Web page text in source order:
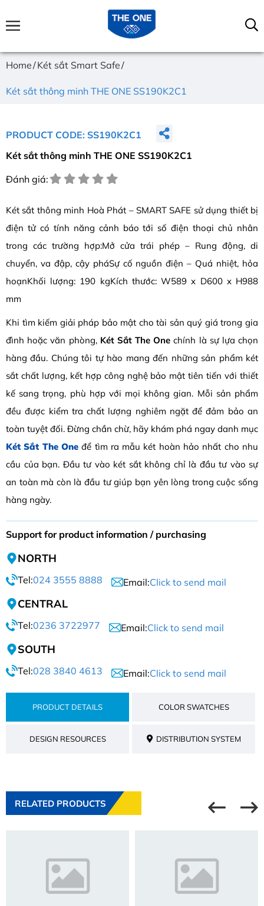
Home Két sắt Smart Safe
Két sắt thông minh THE ONE SS190K2C1
PRODUCT CODE: SS190K2C1
Két sắt thông minh THE ONE SS190K2C1
Đánh giá:
Két sắt thông minh Hoà Phát – SMART SAFE sử dụng thiết bị
điện tử có tính năng cảnh báo tới số điện thoại chủ nhân
trong các trường hợp:Mở cửa trái phép – Rung động, di
chuyển, va đập, cậy pháSự cố nguồn điện – Quá nhiệt, hỏa
hoạnKhối lượng: 190 kgKích thước: W589 x D600 x H988
mm
Khi tìm kiếm giải pháp bảo mật cho tài sản quý giá trong gia
đình hoặc văn phòng, Két Sắt The One chính là sự lựa chọn
hàng đầu. Chúng tôi tự hào mang đến những sản phẩm két
sắt chất lượng, kết hợp công nghệ bảo mật tiên tiến với thiết
kế sang trọng, phù hợp với mọi không gian. Mỗi sản phẩm
đều được kiểm tra chất lượng nghiêm ngặt để đảm bảo an
toàn tuyệt đối. Đừng chần chừ, hãy khám phá ngay danh mục
Két Sắt The Oneđể tìm ra mẫu két hoàn hảo nhất cho nhu
cầu của bạn. Đầu tư vào két sắt không chỉ là đầu tư vào sự
an toàn mà còn là đầu tư giúp bạn yên lòng trong cuộc sống
hàng ngày.
Support for product information / purchasing
NORTH
Tel:024 3555 8888 Email:Click to send mail
CENTRAL
Tel:0236 3722977 Email:Click to send mail
SOUTH
Tel:028 3840 4613 Email:Click to send mail
PRODUCT DETAILS COLOR SWATCHES
DESIGN RESOURCES DISTRIBUTION SYSTEM
RELATED PRODUCTS